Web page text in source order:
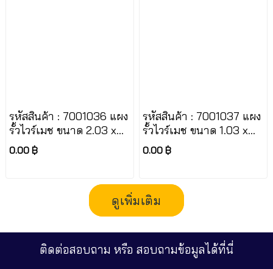
รหัสสินค้า : 7001036 แผง
รั้วไวร์เมช ขนาด 2.03 x
2.5 m.
0.00 ฿
รหัสสินค้า : 7001037 แผง
รั้วไวร์เมช ขนาด 1.03 x
2.4 m.
0.00 ฿
ดูเพิ่มเติม
ติดต่อสอบถาม หรือ สอบถามข้อมูลได้ที่นี่